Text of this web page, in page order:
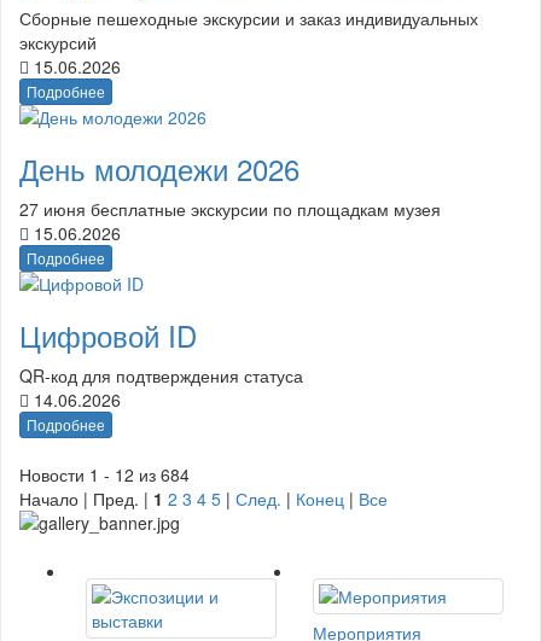
Сборные пешеходные экскурсии и заказ индивидуальных
экскурсий
15.06.2026
Подробнее
День молодежи 2026
27 июня бесплатные экскурсии по площадкам музея
15.06.2026
Подробнее
Цифровой ID
QR-код для подтверждения статуса
14.06.2026
Подробнее
Новости 1 - 12 из 684
Начало | Пред. | 1 2 3 4 5 | След. | Конец | Все
Мероприятия